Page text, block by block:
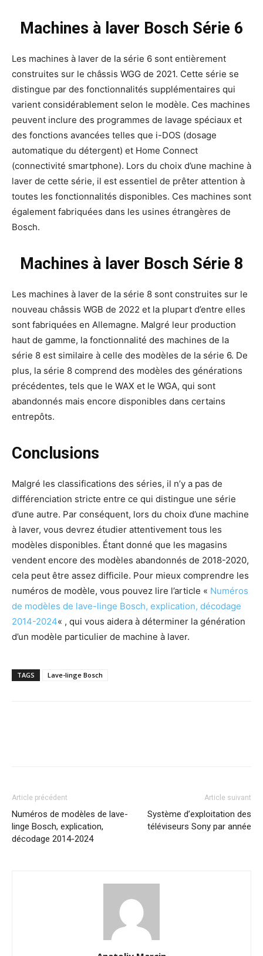
Machines à laver Bosch Série 6
Les machines à laver de la série 6 sont entièrement
construites sur le châssis WGG de 2021. Cette série se
distingue par des fonctionnalités supplémentaires qui
varient considérablement selon le modèle. Ces machines
peuvent inclure des programmes de lavage spéciaux et
des fonctions avancées telles que i-DOS (dosage
automatique du détergent) et Home Connect
(connectivité smartphone). Lors du choix d’une machine à
laver de cette série, il est essentiel de prêter attention à
toutes les fonctionnalités disponibles. Ces machines sont
également fabriquées dans les usines étrangères de
Bosch.
Machines à laver Bosch Série 8
Les machines à laver de la série 8 sont construites sur le
nouveau châssis WGB de 2022 et la plupart d’entre elles
sont fabriquées en Allemagne. Malgré leur production
haut de gamme, la fonctionnalité des machines de la
série 8 est similaire à celle des modèles de la série 6. De
plus, la série 8 comprend des modèles des générations
précédentes, tels que le WAX et le WGA, qui sont
abandonnés mais encore disponibles dans certains
entrepôts.
Conclusions
Malgré les classifications des séries, il n’y a pas de
différenciation stricte entre ce qui distingue une série
d’une autre. Par conséquent, lors du choix d’une machine
à laver, vous devrez étudier attentivement tous les
modèles disponibles. Étant donné que les magasins
vendent encore des modèles abandonnés de 2018-2020,
cela peut être assez difficile. Pour mieux comprendre les
numéros de modèle, vous pouvez lire l’article « Numéros
de modèles de lave-linge Bosch, explication, décodage
2014-2024« , qui vous aidera à déterminer la génération
d’un modèle particulier de machine à laver.
TAGS Lave-linge Bosch
Article précédent
Numéros de modèles de lave-
linge Bosch, explication,
décodage 2014-2024
Article suivant
Système d’exploitation des
téléviseurs Sony par année